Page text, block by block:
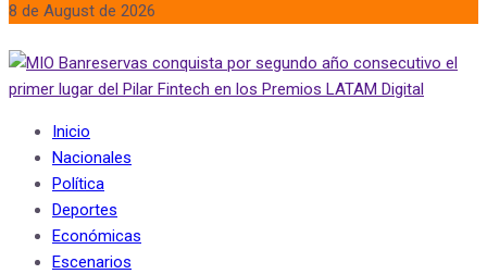
8 de August de 2026
Inicio
Nacionales
Política
Deportes
Económicas
Escenarios